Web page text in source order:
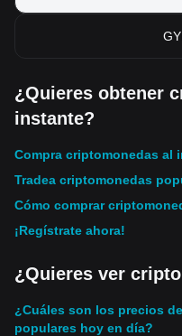
¿Quieres obtener
instante?
Compra criptomonedas al
Tradea criptomonedas
Cómo comprar
¡Regístrate ahora!
¿Quieres ver
¿Cuáles son los precios
populares hoy en día?